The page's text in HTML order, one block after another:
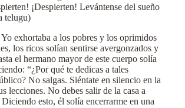
¡Despierten! Levántense del sueño
telugu)
exhortaba a los pobres y los oprimidos
los ricos solían sentirse avergonzados y
el hermano mayor de este cuerpo solía
“¿Por qué te dedicas a tales
No salgas. Siéntate en silencio en la
lecciones. No debes salir de la casa a
esto, él solía encerrarme en una